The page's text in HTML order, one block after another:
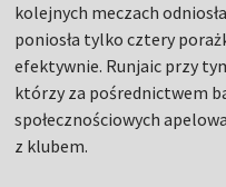
kolejnych meczach
poniosła tylko cztery
efektywnie. Runjaic przy
którzy za pośrednictwem
społecznościowych
z klubem.